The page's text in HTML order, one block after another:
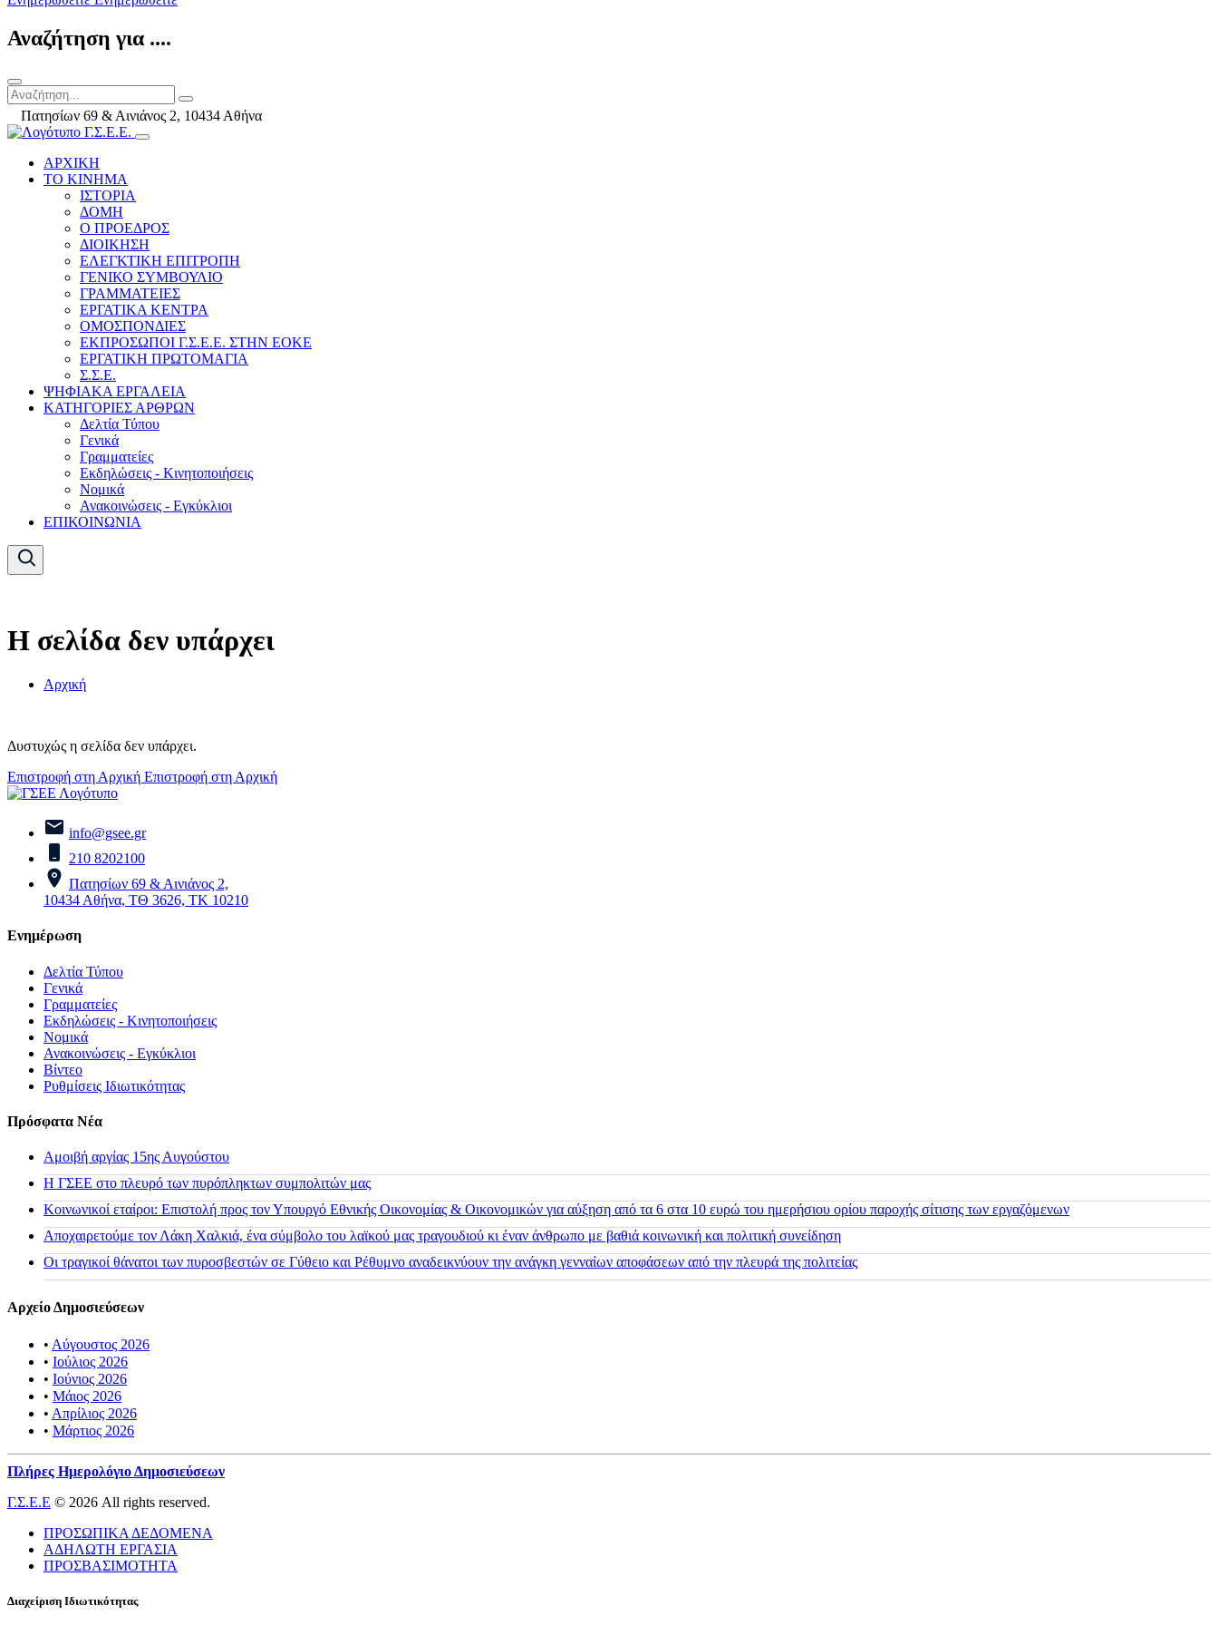
Αναζήτηση για ....
Πατησίων 69 & Αινιάνος 2, 10434 Αθήνα
ΑΡΧΙΚΗ
ΤΟ ΚΙΝΗΜΑ
ΙΣΤΟΡΙΑ
ΔΟΜΗ
Ο ΠΡΟΕΔΡΟΣ
ΔΙΟΙΚΗΣΗ
ΕΛΕΓΚΤΙΚΗ ΕΠΙΤΡΟΠΗ
ΓΕΝΙΚΟ ΣΥΜΒΟΥΛΙΟ
ΓΡΑΜΜΑΤΕΙΕΣ
ΕΡΓΑΤΙΚΑ ΚΕΝΤΡΑ
ΟΜΟΣΠΟΝΔΙΕΣ
ΕΚΠΡΟΣΩΠΟΙ Γ.Σ.Ε.Ε. ΣΤΗΝ ΕΟΚΕ
ΕΡΓΑΤΙΚΗ ΠΡΩΤΟΜΑΓΙΑ
Σ.Σ.Ε.
ΨΗΦΙΑΚΑ ΕΡΓΑΛΕΙΑ
ΚΑΤΗΓΟΡΙΕΣ ΑΡΘΡΩΝ
Δελτία Τύπου
Γενικά
Γραμματείες
Εκδηλώσεις - Κινητοποιήσεις
Νομικά
Ανακοινώσεις - Εγκύκλιοι
ΕΠΙΚΟΙΝΩΝΙΑ
Η σελίδα δεν υπάρχει
Αρχική
Δυστυχώς η σελίδα δεν υπάρχει.
Επιστροφή στη Αρχική Επιστροφή στη Αρχική
info@gsee.gr
210 8202100
Πατησίων 69 & Αινιάνος 2,
10434 Αθήνα, ΤΘ 3626, ΤΚ 10210
Ενημέρωση
Δελτία Τύπου
Γενικά
Γραμματείες
Εκδηλώσεις - Κινητοποιήσεις
Νομικά
Ανακοινώσεις - Εγκύκλιοι
Βίντεο
Ρυθμίσεις Ιδιωτικότητας
Πρόσφατα Νέα
Αμοιβή αργίας 15ης Αυγούστου
H ΓΣΕΕ στο πλευρό των πυρόπληκτων συμπολιτών μας
Κοινωνικοί εταίροι: Επιστολή προς τον Υπουργό Εθνικής Οικονομίας & Οικονομικών για αύξηση από τα 6 στα 10 ευρώ του ημερήσιου ορίου παροχής σίτισης των εργαζόμενων
Αποχαιρετούμε τον Λάκη Χαλκιά, ένα σύμβολο του λαϊκού μας τραγουδιού κι έναν άνθρωπο με βαθιά κοινωνική και πολιτική συνείδηση
Οι τραγικοί θάνατοι των πυροσβεστών σε Γύθειο και Ρέθυμνο αναδεικνύουν την ανάγκη γενναίων αποφάσεων από την πλευρά της πολιτείας
Αρχείο Δημοσιεύσεων
• Αύγουστος 2026
• Ιούλιος 2026
• Ιούνιος 2026
• Μάιος 2026
• Απρίλιος 2026
• Μάρτιος 2026
Πλήρες Ημερολόγιο Δημοσιεύσεων
Γ.Σ.Ε.Ε © 2026 All rights reserved.
ΠΡΟΣΩΠΙΚΑ ΔΕΔΟΜΕΝΑ
ΑΔΗΛΩΤΗ ΕΡΓΑΣΙΑ
ΠΡΟΣΒΑΣΙΜΟΤΗΤΑ
Διαχείριση Ιδιωτικότητας